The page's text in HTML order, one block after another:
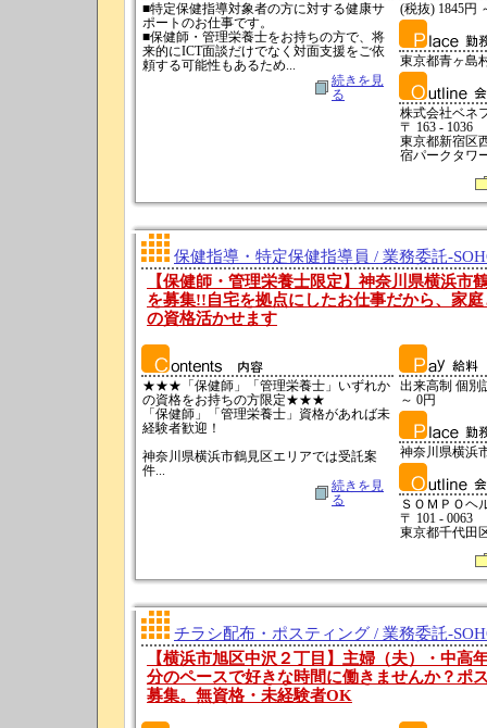
■特定保健指導対象者の方に対する健康サ
ポートのお仕事です。
■保健師・管理栄養士をお持ちの方で、将
来的にICT面談だけでなく対面支援をご依
頼する可能性もあるため...
続きを見
る
(税抜) 1845円
東京都青ヶ島
株式会社ベネ
〒 163 - 1036
東京都新宿区
宿パークタワ
保健指導・特定保健指導員 / 業務委託-
【保健師・管理栄養士限定】神奈川県横浜市
を募集!!自宅を拠点にしたお仕事だから、家
の資格活かせます
★★★「保健師」「管理栄養士」いずれか
の資格をお持ちの方限定★★★
「保健師」「管理栄養士」資格があれば未
経験者歓迎！
神奈川県横浜市鶴見区エリアでは受託案
件...
続きを見
る
出来高制 個別
～ 0円
神奈川県横浜
ＳＯＭＰＯヘ
〒 101 - 0063
東京都千代田
チラシ配布・ポスティング / 業務委託-
【横浜市旭区中沢２丁目】主婦（夫）・中高
分のペースで好きな時間に働きませんか？ポ
募集。無資格・未経験者OK